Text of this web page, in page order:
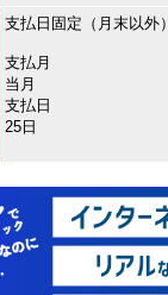
支払日固定（月末以外）
支払月
当月
支払日
25日